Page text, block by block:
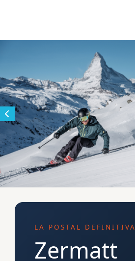
LA POSTAL DEFINITIVA
Zermatt